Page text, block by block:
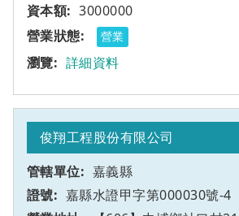
3000000
營業
詳細資料
俊翔工程股份有限公司
嘉義縣
嘉縣水證甲字第000030號-4